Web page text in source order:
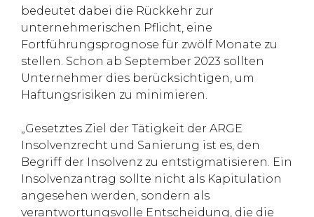
bedeutet dabei die Rückkehr zur
unternehmerischen Pflicht, eine
Fortführungsprognose für zwölf Monate zu
stellen. Schon ab September 2023 sollten
Unternehmer dies berücksichtigen, um
Haftungsrisiken zu minimieren.
„Gesetztes Ziel der Tätigkeit der ARGE
Insolvenzrecht und Sanierung ist es, den
Begriff der Insolvenz zu entstigmatisieren. Ein
Insolvenzantrag sollte nicht als Kapitulation
angesehen werden, sondern als
verantwortungsvolle Entscheidung, die die